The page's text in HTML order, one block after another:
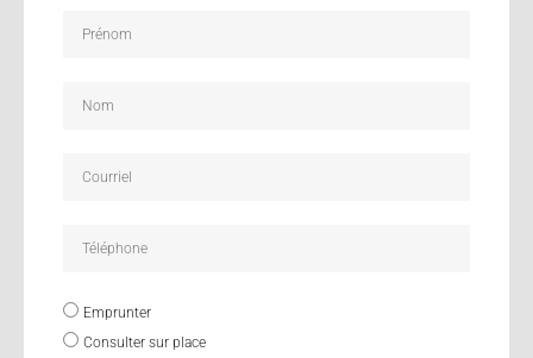
Emprunter
Consulter sur place